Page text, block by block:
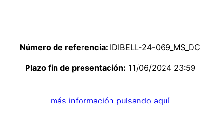
Número de referencia: IDIBELL-24-069_MS_DC
Plazo fin de presentación: 11/06/2024 23:59
más información pulsando aquí